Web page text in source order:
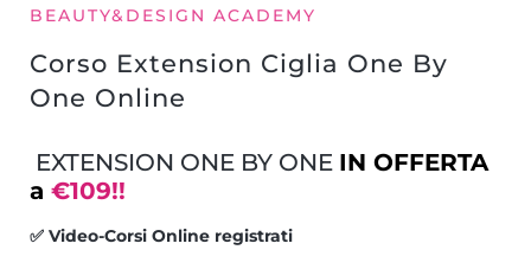
BEAUTY&DESIGN ACADEMY
Corso Extension Ciglia One By
One Online
EXTENSION ONE BY ONE IN OFFERTA
a €109!!
✅ Video-Corsi Online registrati